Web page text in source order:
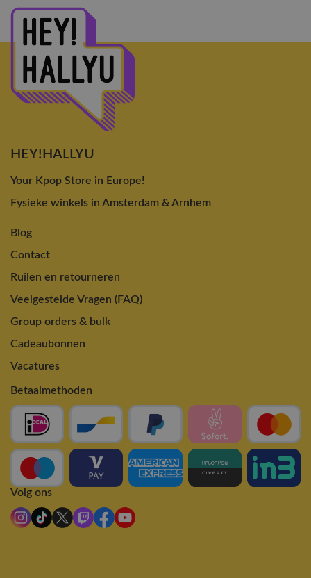
HEY!HALLYU
Your Kpop Store in Europe!
Fysieke winkels in Amsterdam & Arnhem
Blog
Contact
Ruilen en retourneren
Veelgestelde Vragen (FAQ)
Group orders & bulk
Cadeaubonnen
Vacatures
Betaalmethoden
Volg ons